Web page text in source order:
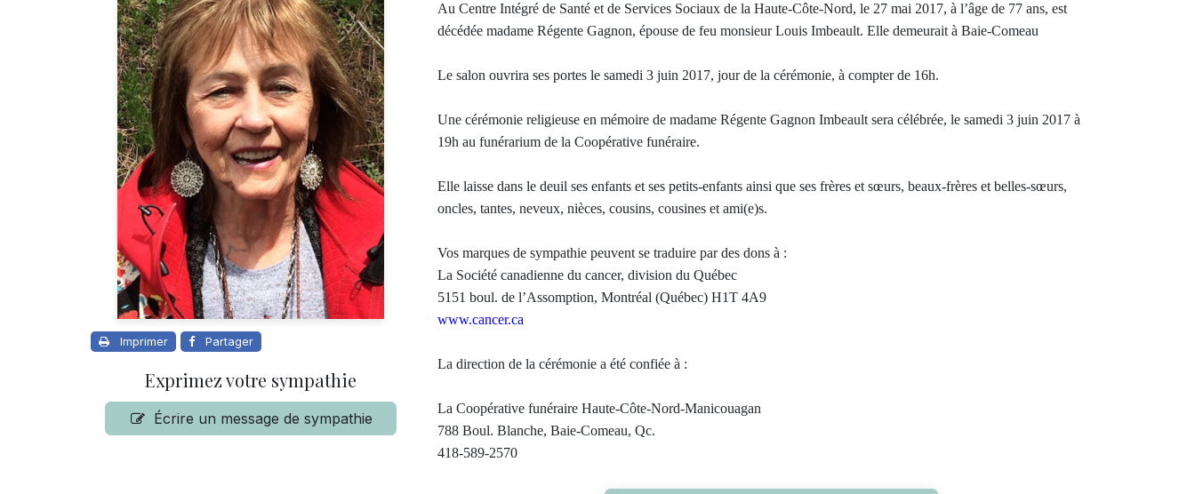
Imprimer Partager
Exprimez votre sympathie
Écrire un message de sympathie
Au Centre Intégré de Santé et de Services Sociaux de la Haute-Côte-Nord, le 27 mai 2017, à l’âge de 77 ans, est
décédée madame Régente Gagnon, épouse de feu monsieur Louis Imbeault. Elle demeurait à Baie-Comeau
Le salon ouvrira ses portes le samedi 3 juin 2017, jour de la cérémonie, à compter de 16h.
Une cérémonie religieuse en mémoire de madame Régente Gagnon Imbeault sera célébrée, le samedi 3 juin 2017 à
19h au funérarium de la Coopérative funéraire.
Elle laisse dans le deuil ses enfants et ses petits-enfants ainsi que ses frères et sœurs, beaux-frères et belles-sœurs,
oncles, tantes, neveux, nièces, cousins, cousines et ami(e)s.
Vos marques de sympathie peuvent se traduire par des dons à :
La Société canadienne du cancer, division du Québec
5151 boul. de l’Assomption, Montréal (Québec) H1T 4A9
www.cancer.ca
La direction de la cérémonie a été confiée à :
La Coopérative funéraire Haute-Côte-Nord-Manicouagan
788 Boul. Blanche, Baie-Comeau, Qc.
418-589-2570